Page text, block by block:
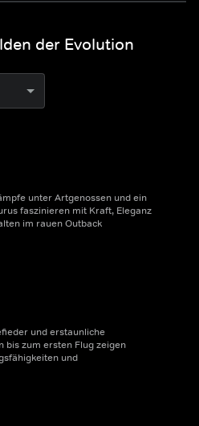
der Evolution
unter Artgenossen und ein
faszinieren mit Kraft, Eleganz
im rauen Outback
und erstaunliche
bis zum ersten Flug zeigen
und